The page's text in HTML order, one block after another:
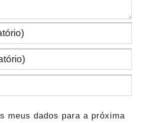
meus dados para a próxima